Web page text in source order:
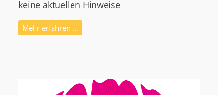
keine aktuellen Hinweise
Mehr erfahren …